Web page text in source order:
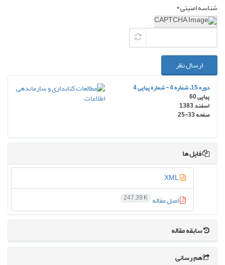
شناسه امنیتی *
ارسال نظر
دوره 15، شماره 4 - شماره پیاپی 4
پیاپی 60
اسفند 1383
صفحه25-33
فایل ها
اصل مقاله 247.39 K
سابقه مقاله
هم رسانی